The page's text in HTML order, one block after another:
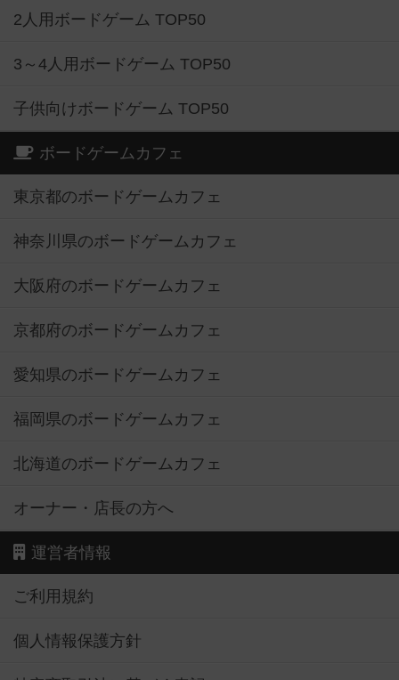
2人用ボードゲーム TOP50
3～4人用ボードゲーム TOP50
子供向けボードゲーム TOP50
ボードゲームカフェ
東京都のボードゲームカフェ
神奈川県のボードゲームカフェ
大阪府のボードゲームカフェ
京都府のボードゲームカフェ
愛知県のボードゲームカフェ
福岡県のボードゲームカフェ
北海道のボードゲームカフェ
オーナー・店長の方へ
運営者情報
ご利用規約
個人情報保護方針